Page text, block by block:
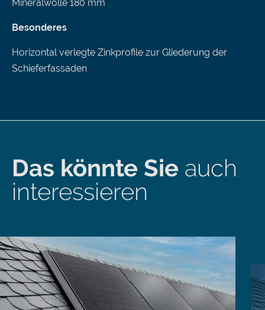
Mineralwolle 180 mm
Besonderes
Horizontal verlegte Zinkprofile zur Gliederung der
Schieferfassaden
Das könnte Sie auch
interessieren